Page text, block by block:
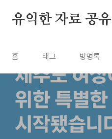
유익한 자료 공유
홈 태그 방명록